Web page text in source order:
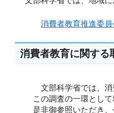
消費者教育推進委員
消費者教育に関する
文部科学省では、消費
この調査の一環として
是非御参照いただき、